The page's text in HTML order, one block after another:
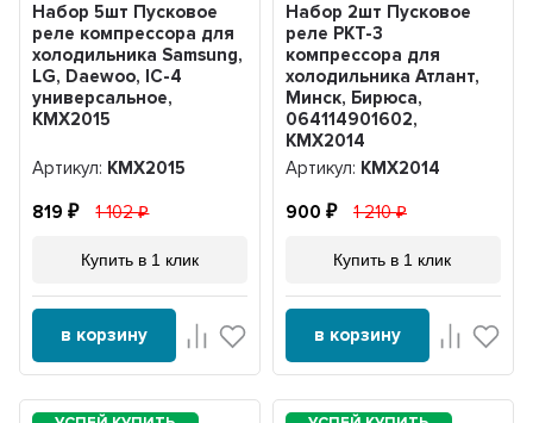
Набор 5шт Пусковое
реле компрессора для
холодильника Samsung,
LG, Daewoo, IC-4
универсальное,
KMX2015
Артикул: KMX2015
819 1 102
Купить в 1 клик
в корзину
Набор 2шт Пусковое
реле РКТ-3
компрессора для
холодильника Атлант,
Минск, Бирюса,
064114901602,
KMХ2014
Артикул: KMХ2014
900 1 210
Купить в 1 клик
в корзину